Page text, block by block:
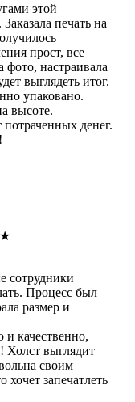
этой
печать на
прост, все
фото, настраивала
выглядеть итог.
упаковано.
высоте.
потраченных денег.
★
сотрудники
Процесс был
размер и
качественно,
Холст выглядит
своим
запечатлеть